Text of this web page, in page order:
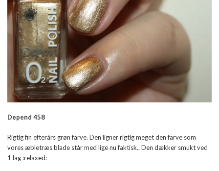
Depend 458
Rigtig fin efterårs grøn farve. Den ligner rigtig meget den farve som
vores æbletræs blade står med lige nu faktisk.. Den dækker smukt ved
1 lag :relaxed: